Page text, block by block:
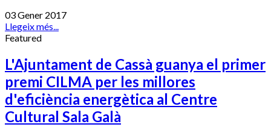
03 Gener 2017
Llegeix més...
Featured
L'Ajuntament de Cassà guanya el primer
premi CILMA per les millores
d'eficiència energètica al Centre
Cultural Sala Galà